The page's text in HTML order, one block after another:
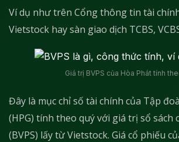
Ví dụ như trên Cổng thông tin tài
Vietstock hay sàn giao dịch TCBS,
Giá trị BVPS của Hòa Phát tính
Đây là mục chỉ số tài chính của Tập
(HPG) tính theo quý với giá trị sổ sách
(BVPS) lấy từ Vietstock. Giá cổ phiếu